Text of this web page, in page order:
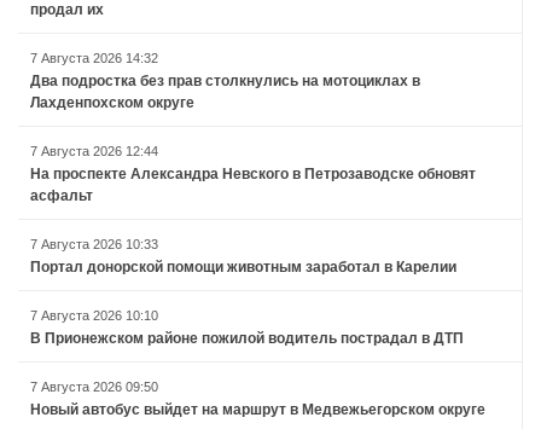
продал их
7 Августа 2026 14:32
Два подростка без прав столкнулись на мотоциклах в
Лахденпохском округе
7 Августа 2026 12:44
На проспекте Александра Невского в Петрозаводске обновят
асфальт
7 Августа 2026 10:33
Портал донорской помощи животным заработал в Карелии
7 Августа 2026 10:10
В Прионежском районе пожилой водитель пострадал в ДТП
7 Августа 2026 09:50
Новый автобус выйдет на маршрут в Медвежьегорском округе